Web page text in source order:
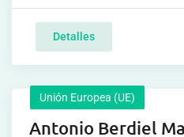
Detalles
Unión Europea (UE)
Antonio Berdiel